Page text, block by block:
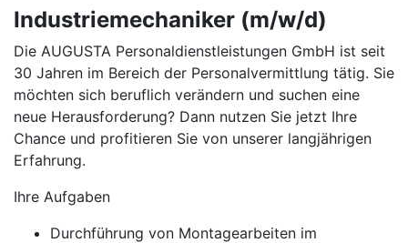
Industriemechaniker (m/w/d)
Die AUGUSTA Personaldienstleistungen GmbH ist seit
30 Jahren im Bereich der Personalvermittlung tätig. Sie
möchten sich beruflich verändern und suchen eine
neue Herausforderung? Dann nutzen Sie jetzt Ihre
Chance und profitieren Sie von unserer langjährigen
Erfahrung.
Ihre Aufgaben
Durchführung von Montagearbeiten im